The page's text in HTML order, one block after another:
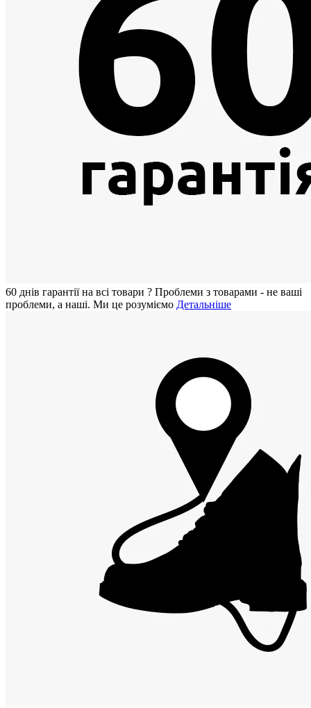
60 днiв гарантії на всi товари ? Проблеми з товарами - не ваші
проблеми, а наші. Ми це розуміємо Детальніше